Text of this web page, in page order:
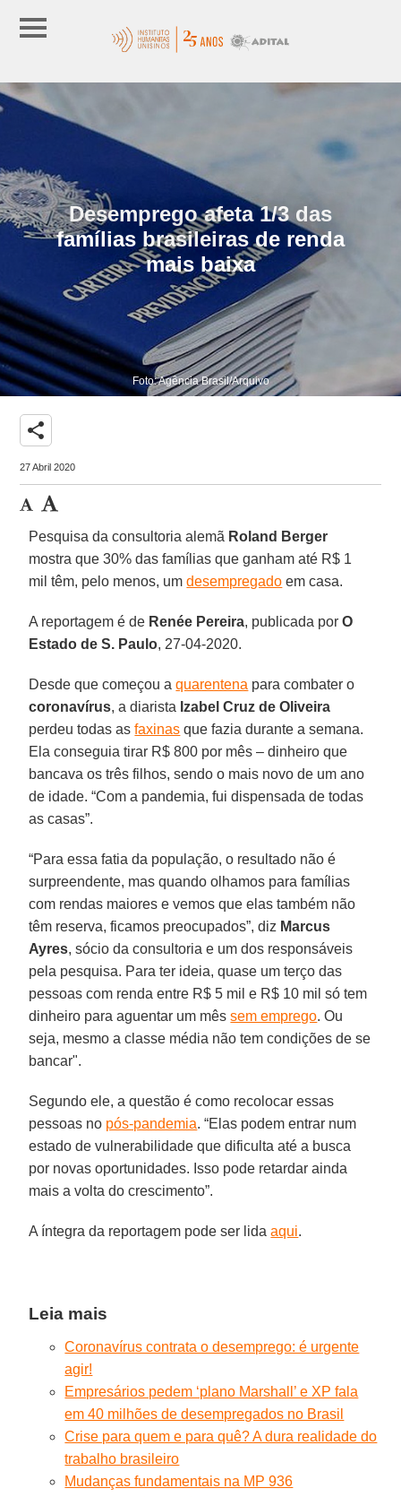
Desemprego afeta 1/3 das
famílias brasileiras de renda
mais baixa
Foto: Agência Brasil/Arquivo
share
27 Abril 2020
Pesquisa da consultoria alemã Roland Berger
mostra que 30% das famílias que ganham até R$ 1
mil têm, pelo menos, umdesempregado em casa.
A reportagem é de Renée Pereira, publicada porO
Estado de S. Paulo, 27-04-2020.
Desde que começou aquarentena para combater o
coronavírus, a diarista Izabel Cruz de Oliveira
perdeu todas asfaxinas que fazia durante a semana.
Ela conseguia tirar R$ 800 por mês – dinheiro que
bancava os três filhos, sendo o mais novo de um ano
de idade. “Com a pandemia, fui dispensada de todas
as casas”.
“Para essa fatia da população, o resultado não é
surpreendente, mas quando olhamos para famílias
com rendas maiores e vemos que elas também não
têm reserva, ficamos preocupados”, diz Marcus
Ayres, sócio da consultoria e um dos responsáveis
pela pesquisa. Para ter ideia, quase um terço das
pessoas com renda entre R$ 5 mil e R$ 10 mil só tem
dinheiro para aguentar um mêssem emprego. Ou
seja, mesmo a classe média não tem condições de se
bancar".
Segundo ele, a questão é como recolocar essas
pessoas no pós-pandemia. “Elas podem entrar num
estado de vulnerabilidade que dificulta até a busca
por novas oportunidades. Isso pode retardar ainda
mais a volta do crescimento”.
A íntegra da reportagem pode ser lidaaqui.
Leia mais
Coronavírus contrata o desemprego: é urgente
agir!
Empresários pedem ‘plano Marshall’ e XP fala
em 40 milhões de desempregados no Brasil
Crise para quem e para quê? A dura realidade do
trabalho brasileiro
Mudanças fundamentais na MP 936